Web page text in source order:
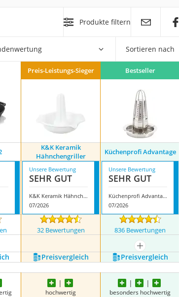
Produkte filtern
Sortieren nach
Preis-Leistungs-Sieger Bestseller
K&K Keramik
Hähnchengriller
Küchenprofi Advantage
Unsere Bewertung
SEHR GUT
K&K Keramik Hähnchengriller
07/2026
Unsere Bewertung
SEHR GUT
Küchenprofi Advantage
07/2026
32 Bewertungen 836 Bewertungen
mehr anzeigen
Preis­vergleich Preis­vergleich
hochwertig besonders hochwertig